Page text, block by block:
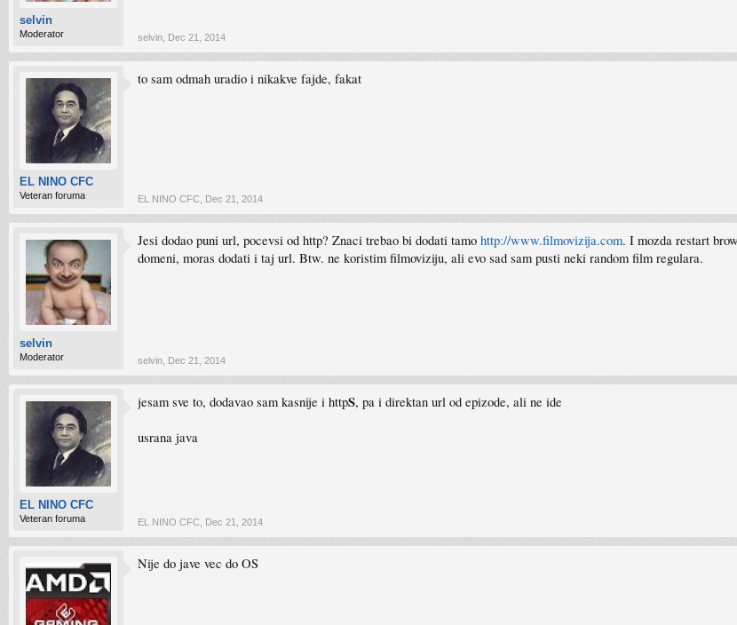
selvin
Moderator selvin Dec 21, 2014
EL NINO CFC
Veteran foruma
to sam odmah uradio i nikakve fajde, fakat
EL NINO CFC Dec 21, 2014
selvin
Moderator
Jesi dodao puni url, pocevsi od http? Znaci trebao bi dodati tamo http://www.filmovizija.com. I mozda restart
domeni, moras dodati i taj url. Btw. ne koristim filmoviziju, ali evo sad sam pusti neki random film regulara.
selvin Dec 21, 2014
EL NINO CFC
Veteran foruma
jesam sve to, dodavao sam kasnije i httpS, pa i direktan url od epizode, ali ne ide
usrana java
EL NINO CFC Dec 21, 2014
Nije do jave vec do OS